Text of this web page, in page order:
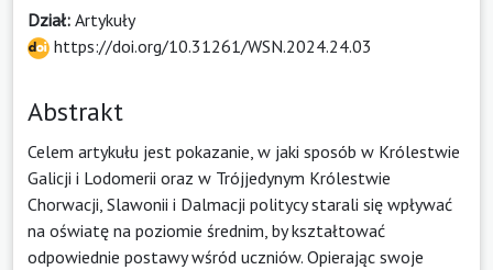
Dział: Artykuły
https://doi.org/10.31261/WSN.2024.24.03
Abstrakt
Celem artykułu jest pokazanie, w jaki sposób w Królestwie
Galicji i Lodomerii oraz w Trójjedynym Królestwie
Chorwacji, Slawonii i Dalmacji politycy starali się wpływać
na oświatę na poziomie średnim, by kształtować
odpowiednie postawy wśród uczniów. Opierając swoje